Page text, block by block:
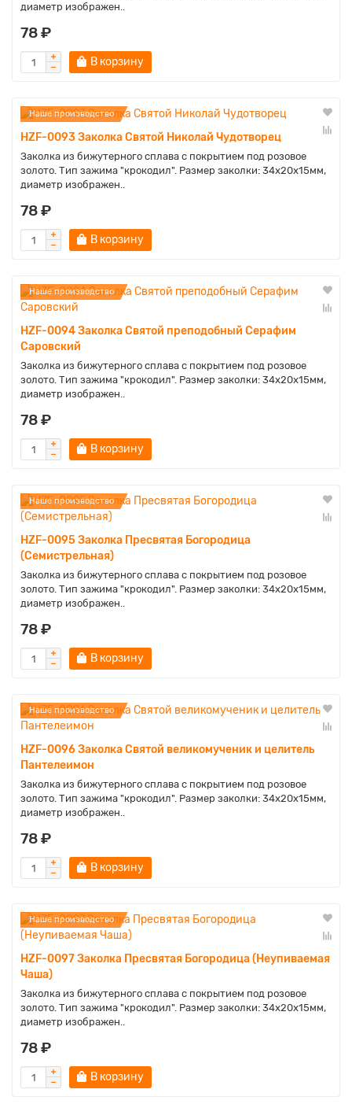
диаметр изображен..
78 ₽
В корзину
Наше производство
HZF-0093 Заколка Святой Николай Чудотворец
Заколка из бижутерного сплава с покрытием под розовое
золото. Тип зажима "крокодил". Размер заколки: 34х20х15мм,
диаметр изображен..
78 ₽
В корзину
Наше производство
HZF-0094 Заколка Святой преподобный Серафим
Саровский
Заколка из бижутерного сплава с покрытием под розовое
золото. Тип зажима "крокодил". Размер заколки: 34х20х15мм,
диаметр изображен..
78 ₽
В корзину
Наше производство
HZF-0095 Заколка Пресвятая Богородица
(Семистрельная)
Заколка из бижутерного сплава с покрытием под розовое
золото. Тип зажима "крокодил". Размер заколки: 34х20х15мм,
диаметр изображен..
78 ₽
В корзину
Наше производство
HZF-0096 Заколка Святой великомученик и целитель
Пантелеимон
Заколка из бижутерного сплава с покрытием под розовое
золото. Тип зажима "крокодил". Размер заколки: 34х20х15мм,
диаметр изображен..
78 ₽
В корзину
Наше производство
HZF-0097 Заколка Пресвятая Богородица (Неупиваемая
Чаша)
Заколка из бижутерного сплава с покрытием под розовое
золото. Тип зажима "крокодил". Размер заколки: 34х20х15мм,
диаметр изображен..
78 ₽
В корзину